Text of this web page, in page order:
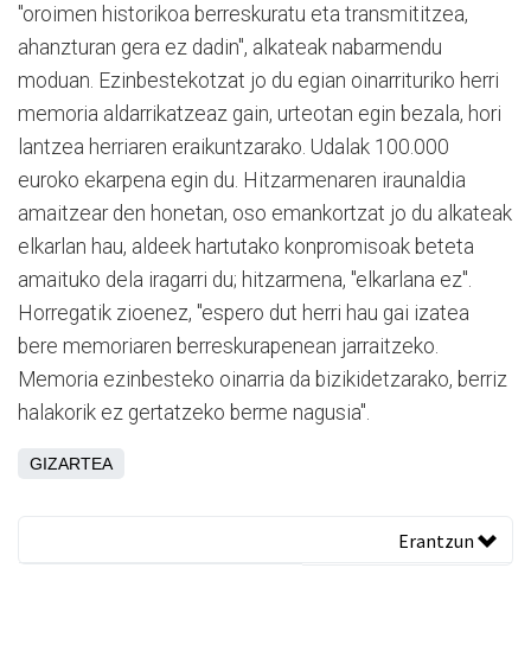
"oroimen historikoa berreskuratu eta transmititzea,
ahanzturan gera ez dadin", alkateak nabarmendu
moduan. Ezinbestekotzat jo du egian oinarrituriko herri
memoria aldarrikatzeaz gain, urteotan egin bezala, hori
lantzea herriaren eraikuntzarako. Udalak 100.000
euroko ekarpena egin du. Hitzarmenaren iraunaldia
amaitzear den honetan, oso emankortzat jo du alkateak
elkarlan hau, aldeek hartutako konpromisoak beteta
amaituko dela iragarri du; hitzarmena, "elkarlana ez".
Horregatik zioenez, "espero dut herri hau gai izatea
bere memoriaren berreskurapenean jarraitzeko.
Memoria ezinbesteko oinarria da bizikidetzarako, berriz
halakorik ez gertatzeko berme nagusia".
GIZARTEA
Erantzun